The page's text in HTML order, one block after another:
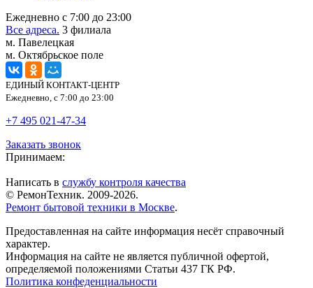
Ежедневно с 7:00 до 23:00
Все адреса. 3 филиала
м. Павелецкая
м. Октябрьское поле
ЕДИНЫЙ КОНТАКТ-ЦЕНТР
Ежедневно, с 7:00 до 23:00
+7 495 021-47-34
Заказать звонок
Принимаем:
Написать в службу контроля качества
© РемонТехник. 2009-2026.
Ремонт бытовой техники в Москве.
Предоставленная на сайте информация несёт справочный
характер.
Информация на сайте не является публичной офертой,
определяемой положениями Статьи 437 ГК РФ.
Политика конфеденциальности